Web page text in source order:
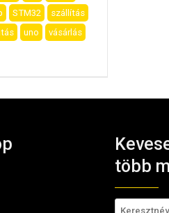
STM32
szállítás
uno
vásárlás
több